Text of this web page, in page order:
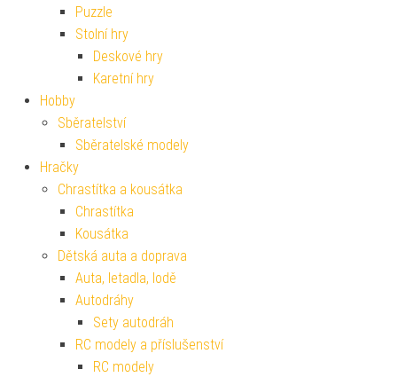
Puzzle
Stolní hry
Deskové hry
Karetní hry
Hobby
Sběratelství
Sběratelské modely
Hračky
Chrastítka a kousátka
Chrastítka
Kousátka
Dětská auta a doprava
Auta, letadla, lodě
Autodráhy
Sety autodráh
RC modely a příslušenství
RC modely